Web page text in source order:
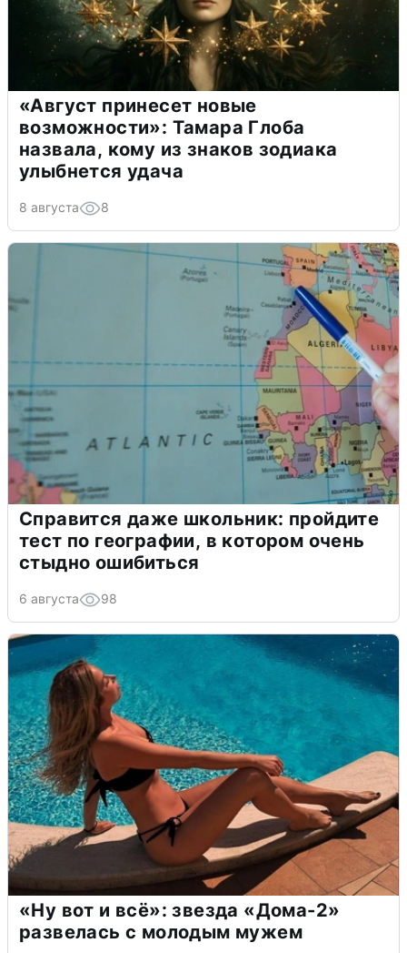
«Август принесет новые
возможности»: Тамара Глоба
назвала, кому из знаков зодиака
улыбнется удача
8 августа 8
Справится даже школьник: пройдите
тест по географии, в котором очень
стыдно ошибиться
6 августа 98
«Ну вот и всё»: звезда «Дома-2»
развелась с молодым мужем